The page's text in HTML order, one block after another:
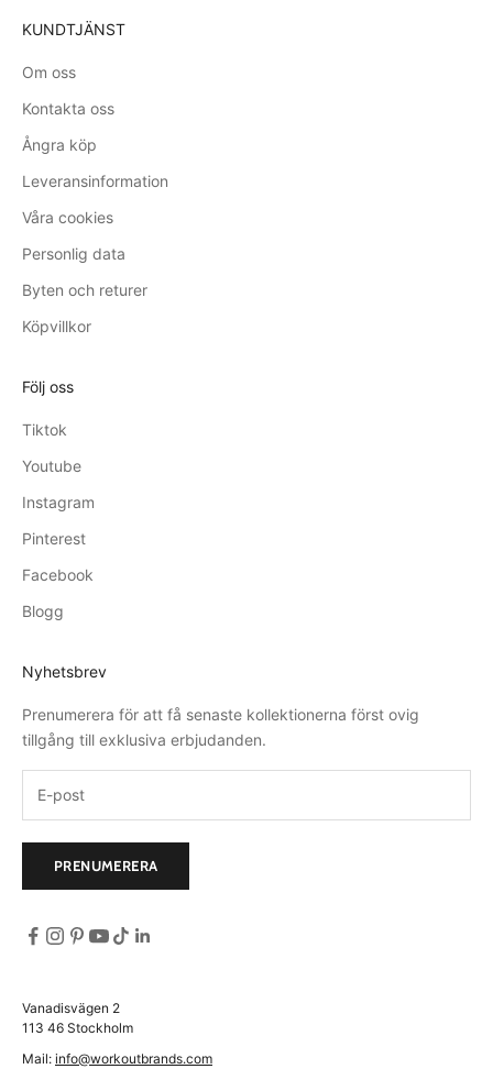
KUNDTJÄNST
Om oss
Kontakta oss
Ångra köp
Leveransinformation
Våra cookies
Personlig data
Byten och returer
Köpvillkor
Följ oss
Tiktok
Youtube
Instagram
Pinterest
Facebook
Blogg
Nyhetsbrev
Prenumerera för att få senaste kollektionerna först ovig
tillgång till exklusiva erbjudanden.
PRENUMERERA
Vanadisvägen 2
113 46 Stockholm
Mail: info@workoutbrands.com